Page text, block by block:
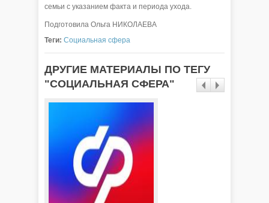
семьи с указанием факта и периода ухода.
Подготовила Ольга НИКОЛАЕВА
Теги: Социальная сфера
ДРУГИЕ МАТЕРИАЛЫ ПО ТЕГУ
"СОЦИАЛЬНАЯ СФЕРА"